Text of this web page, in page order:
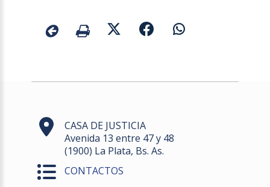
CASA DE JUSTICIA
Avenida 13 entre 47 y 48
(1900) La Plata, Bs. As.
CONTACTOS